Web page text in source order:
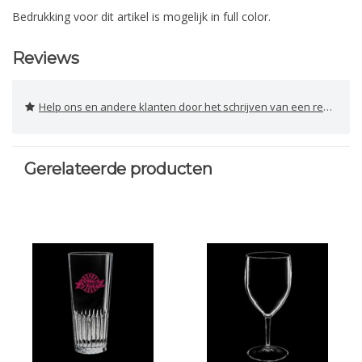
Bedrukking voor dit artikel is mogelijk in full color.
Reviews
Help ons en andere klanten door het schrijven van een review
Gerelateerde producten